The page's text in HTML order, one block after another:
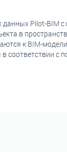
Pilot-BIM с
в
к BIM-
в соответствии